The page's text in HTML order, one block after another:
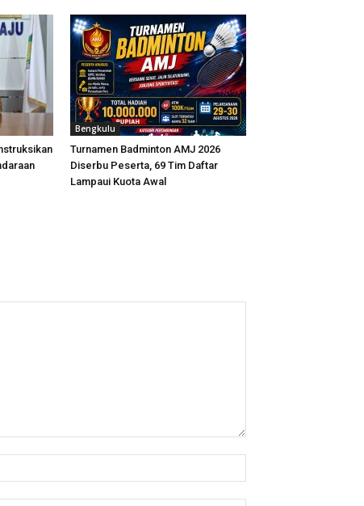
Bengkulu
Turnamen Badminton AMJ 2026
Diserbu Peserta, 69 Tim Daftar
Lampaui Kuota Awal